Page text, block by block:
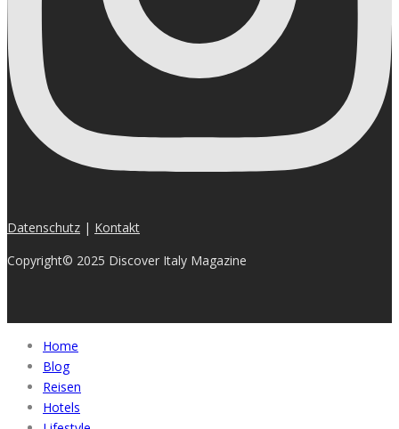
Datenschutz | Kontakt
Copyright© 2025 Discover Italy Magazine
Home
Blog
Reisen
Hotels